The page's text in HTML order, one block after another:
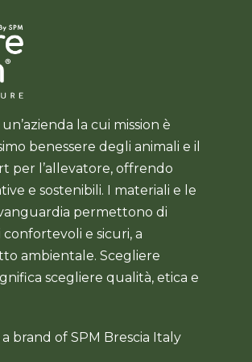
la cui mission è
benessere degli animali e il
per l’allevatore, offrendo
e sostenibili. I materiali e le
permettono di
e sicuri, a
ambientale. Scegliere
scegliere qualità, etica e
brand of SPM Brescia Italy